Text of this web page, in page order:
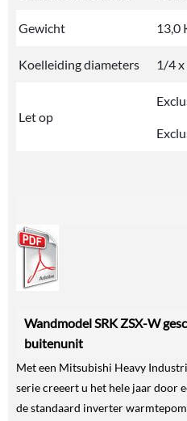
Gewicht 13,0
Koelleiding diameters 1/4
Let op
Wandmodel SRK ZSX-W
buitenunit
Met een Mitsubishi Heavy
serie creeert u het hele jaar door
de standaard inverter